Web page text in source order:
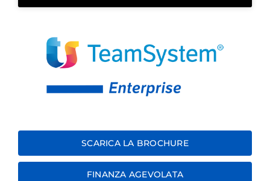
SCARICA LA BROCHURE
FINANZA AGEVOLATA